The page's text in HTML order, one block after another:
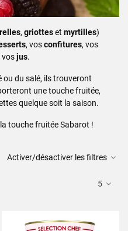
, griotteset myrtilles)
, vosconfitures, vos
jus.
ou du salé, ils trouveront
une touche fruitée,
quelque soit la saison.
touche fruitée Sabarot !
Activer/désactiver les filtres
5